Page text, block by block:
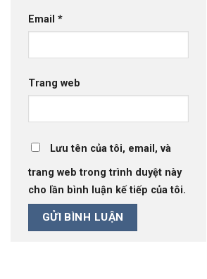
Email *
Trang web
Lưu tên của tôi, email, và
trang web trong trình duyệt này
cho lần bình luận kế tiếp của tôi.